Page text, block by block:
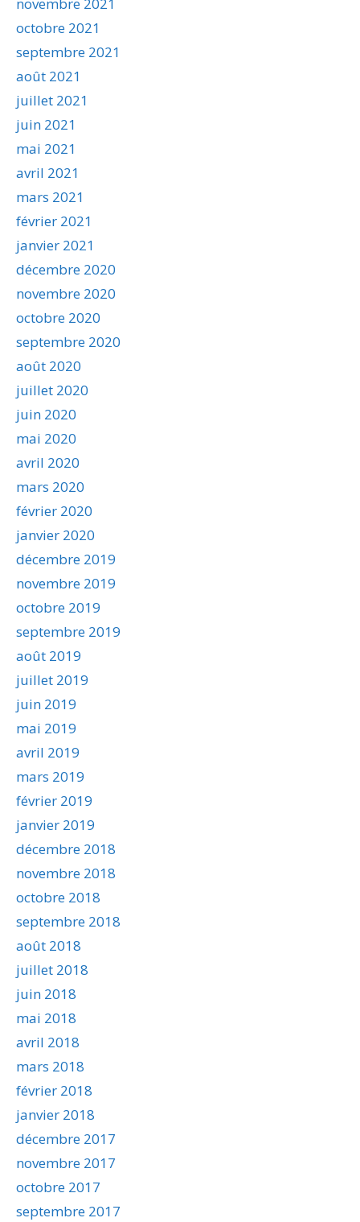
octobre 2021
septembre 2021
août 2021
juillet 2021
juin 2021
mai 2021
avril 2021
mars 2021
février 2021
janvier 2021
décembre 2020
novembre 2020
octobre 2020
septembre 2020
août 2020
juillet 2020
juin 2020
mai 2020
avril 2020
mars 2020
février 2020
janvier 2020
décembre 2019
novembre 2019
octobre 2019
septembre 2019
août 2019
juillet 2019
juin 2019
mai 2019
avril 2019
mars 2019
février 2019
janvier 2019
décembre 2018
novembre 2018
octobre 2018
septembre 2018
août 2018
juillet 2018
juin 2018
mai 2018
avril 2018
mars 2018
février 2018
janvier 2018
décembre 2017
novembre 2017
octobre 2017
septembre 2017